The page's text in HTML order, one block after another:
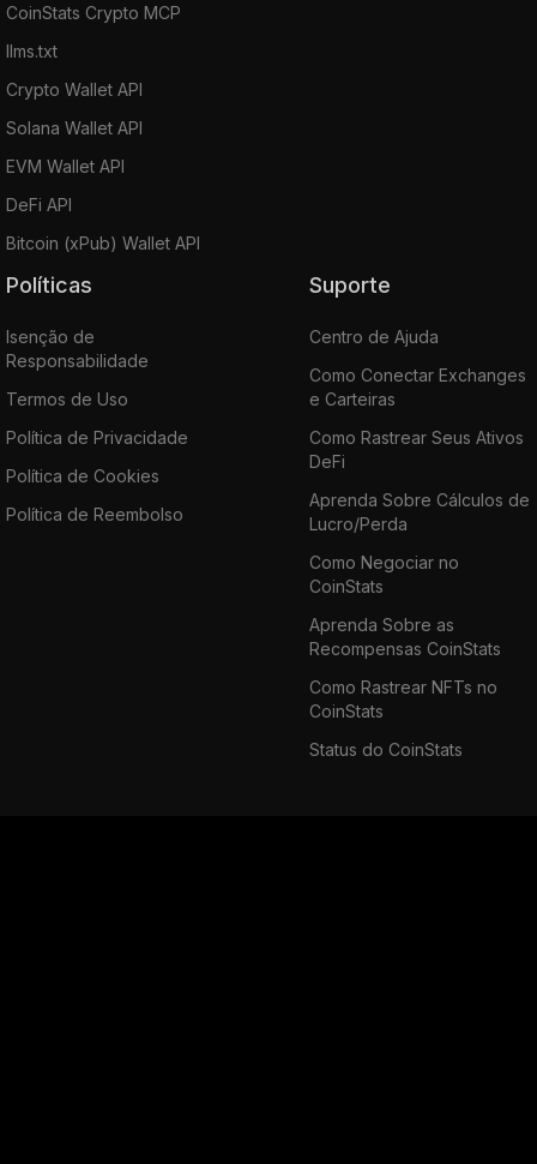
CoinStats Crypto MCP
llms.txt
Crypto Wallet API
Solana Wallet API
EVM Wallet API
DeFi API
Bitcoin (xPub) Wallet API
Políticas
Isenção de
Responsabilidade
Termos de Uso
Política de Privacidade
Política de Cookies
Política de Reembolso
Suporte
Centro de Ajuda
Como Conectar Exchanges
e Carteiras
Como Rastrear Seus Ativos
DeFi
Aprenda Sobre Cálculos de
Lucro/Perda
Como Negociar no
CoinStats
Aprenda Sobre as
Recompensas CoinStats
Como Rastrear NFTs no
CoinStats
Status do CoinStats